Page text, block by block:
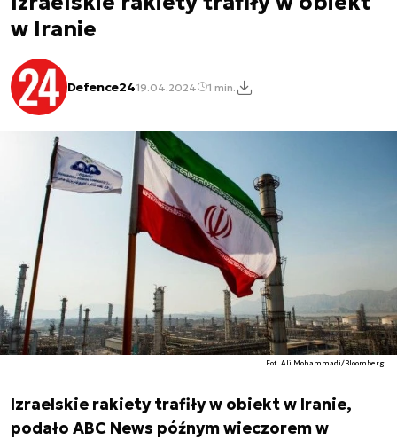
w Iranie
Defence2419.04.2024 1 min.
Fot. Ali Mohammadi/Bloomberg
Izraelskie rakiety trafiły w obiekt w Iranie,
podało ABC News późnym wieczorem w